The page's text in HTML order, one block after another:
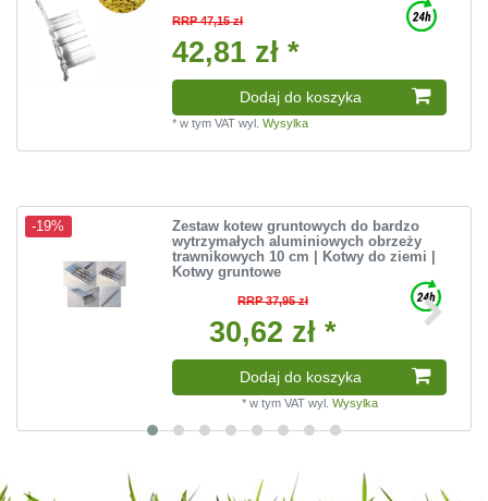
RRP 47,15 zł
42,81 zł *
Dodaj do koszyka
*w tym VAT wyl.Wysylka
-19%
Zestaw kotew gruntowych do bardzo
wytrzymałych aluminiowych obrzeży
trawnikowych 10 cm | Kotwy do ziemi |
Kotwy gruntowe
RRP 37,95 zł
30,62 zł *
Dodaj do koszyka
* w tym VATwyl. Wysylka